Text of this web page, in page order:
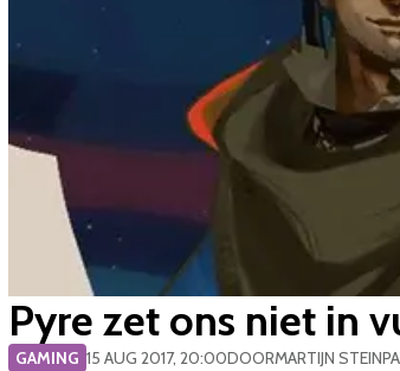
Pyre zet ons niet in
GAMING 15 AUG 2017, 20:00DOORMARTIJN